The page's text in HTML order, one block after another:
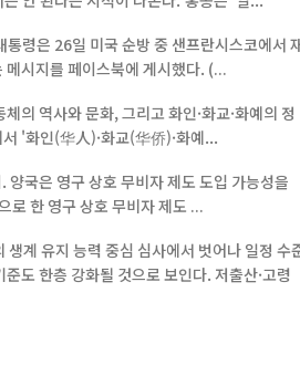
시지를 페이스북에 게시했다. (...
의 역사와 문화, 그리고 화인·화교·화예의 정
수 등 SNS에서 '화인(华人)·화교(华侨)·화예...
국은 영구 상호 무비자 제도 도입 가능성을
국민을 대상으로 한 영구 상호 무비자 제도 ...
계 유지 능력 중심 심사에서 벗어나 일정 수
도 한층 강화될 것으로 보인다. 저출산·고령